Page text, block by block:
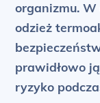
organizmu.
odzież
prawidłowo
ryzyko